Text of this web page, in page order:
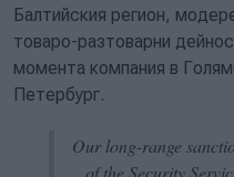
Балтийския регион,
товаро-разтоварни
момента компания в
Петербург.
Our long-range
of the Security